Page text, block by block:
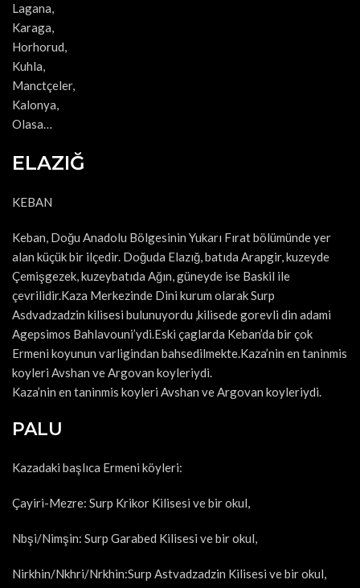
Lagana,
Karaga,
Horhorud,
Kuhla,
Manctçeler,
Kalonya,
Olasa…
ELAZIĞ
KEBAN
Keban, Doğu Anadolu Bölgesinin Yukarı Fırat bölümünde yer
alan küçük bir ilçedir. Doğuda Elazığ, batıda Arapgir, kuzeyde
Çemişgezek, kuzeybatıda Ağın, güneyde ise Baskil ile
çevrilidir.Kaza Merkezinde Dini kurum olarak Surp
Asdvadzadzin kilisesi bulunuyordu ,kilisede gorevli din adami
Agepsimos Bahlavouni’ydi.Eski çaglarda Keban’da bir çok
Ermeni koyunun varligindan bahsedilmekte.Kaza’nin en taninmis
koyleri Avshan ve Argovan koyleriydi.
Kaza’nin en taninmis koyleri Avshan ve Argovan koyleriydi.
PALU
Kazadaki başlıca Ermeni köyleri:
Çayiri-Mezre: Surp Krikor Kilisesi ve bir okul,
Nbşi/Nimşin: Surp Garabed Kilisesi ve bir okul,
Nirkhin/Nkhri/Nrkhin:Surp Astvadzadzin Kilisesi ve bir okul,